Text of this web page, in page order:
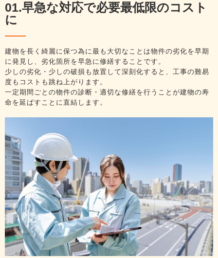
01.早急な対応で必要最低限のコスト
に
建物を長く綺麗に保つ為に最も大切なことは物件の劣化を早期
に発見し、劣化箇所を早急に修繕することです。
少しの劣化・少しの破損も放置して深刻化すると、工事の難易
度もコストも跳ね上がります。
一定期間ごとの物件の診断・適切な修繕を行うことが建物の寿
命を延ばすことに直結します。